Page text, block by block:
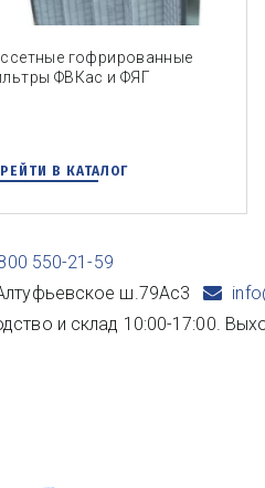
гофрированные
ФВКас и ФЯГ
В КАТАЛОГ
550-21-59
ш.79Ас3
и склад 10:00-17:00.